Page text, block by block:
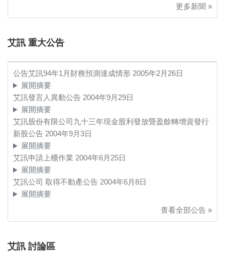
更多新聞 »
艾訊 重大公告
公告艾訊94年1月財務預測達成情形 2005年2月26日
展開摘要
艾訊發言人異動公告 2004年9月29日
展開摘要
艾訊股份有限公司九十三年現金股利發放暨盈餘轉增資發行
新股公告 2004年9月3日
展開摘要
艾訊申請上櫃作業 2004年6月25日
展開摘要
艾訊公司 取得不動產公告 2004年6月8日
展開摘要
查看全部公告 »
艾訊 討論區